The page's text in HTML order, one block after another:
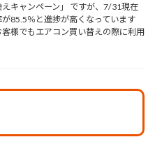
えキャンペーン」 ですが、7/31現在
が85.5％と進捗が高くなっています
様でもエアコン買い替えの際に利用